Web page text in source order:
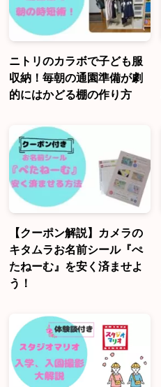
ニトリのカラボで子ども服
収納！毎朝の通園準備が劇
的にはかどる棚の作り方
【クーポン解説】カメラの
キタムラお名前シール『ぺ
たねーむ』を安く済ませよ
う！